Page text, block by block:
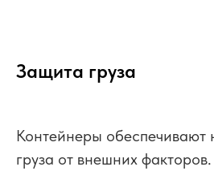
Защита груза
Контейнеры обеспечивают
груза от внешних